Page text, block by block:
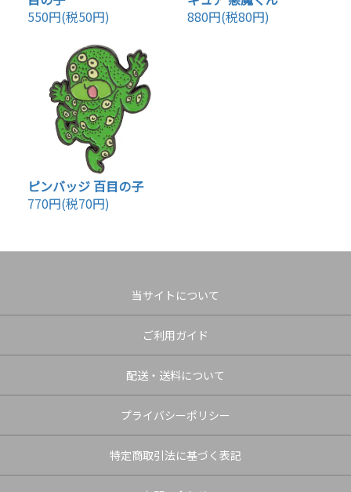
550円(税50円)
880円(税80円)
ピンバッジ 百目の子
770円(税70円)
当サイトについて
ご利用ガイド
配送・送料について
プライバシーポリシー
特定商取引法に基づく表記